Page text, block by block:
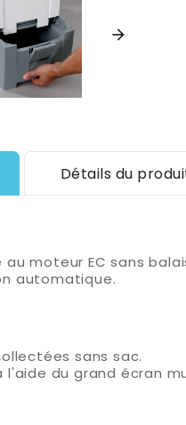

Détails du
moteur EC sans
automatique.
sans sac.
du grand écran